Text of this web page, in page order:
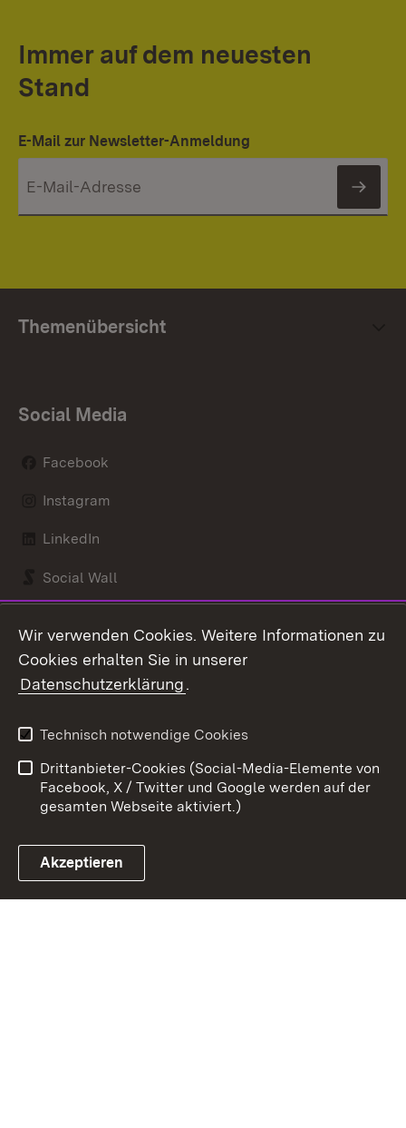
Immer auf dem neuesten
Stand
E-Mail zur Newsletter-Anmeldung
Themenübersicht
Social Media
Facebook
Instagram
LinkedIn
Social Wall
Link zum Landesportal
Kontakt
Barrierefreiheit
Impressum
Cookies
Wir verwenden Cookies. Weitere Informationen zu
Cookies erhalten Sie in unserer
Datenschutzerklärung.
Technisch notwendige Cookies
Drittanbieter-Cookies (Social-Media-Elemente von
Facebook, X / Twitter und Google werden auf der
gesamten Webseite aktiviert.)
Akzeptieren